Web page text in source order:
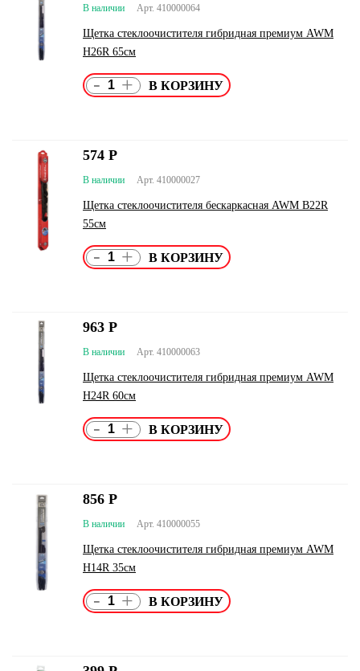
Арт. 410000064
В наличии
Щетка стеклоочистителя гибридная премиум AWM
H26R 65см
- +
Арт. 410000027
В наличии
Щетка стеклоочистителя бескаркасная AWM B22R
55см
574 Р
- +
Арт. 410000063
В наличии
Щетка стеклоочистителя гибридная премиум AWM
H24R 60см
963 Р
- +
Арт. 410000055
В наличии
Щетка стеклоочистителя гибридная премиум AWM
H14R 35см
856 Р
- +